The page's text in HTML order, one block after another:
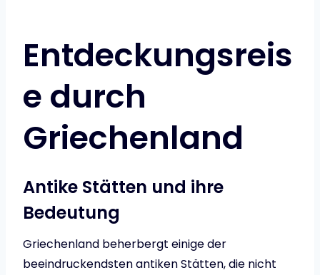
Entdeckungsreis
e durch
Griechenland
Antike Stätten und ihre
Bedeutung
Griechenland beherbergt einige der
beeindruckendsten antiken Stätten, die nicht